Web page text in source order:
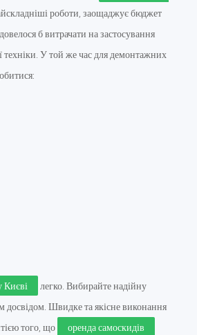
роботи, заощаджує бюджет
б витрачати на застосування
техніки. У той же час для демонтажних
Києві
легко. Вибирайте надійну
досвідом. Швидке та якісне виконання
того, що
оренда самоскидів